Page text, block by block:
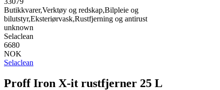
Butikkvarer,Verktøy og redskap,Bilpleie og
bilutstyr,Eksteriørvask,Rustfjerning og antirust
unknown
Selaclean
6680
NOK
Selaclean
Proff Iron X-it rustfjerner 25 L